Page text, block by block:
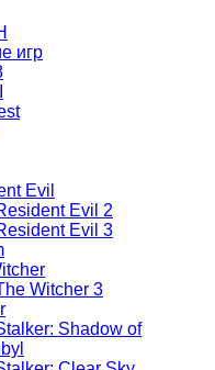
игр
Evil
Evil 2
Evil 3
Witcher 3
Shadow of